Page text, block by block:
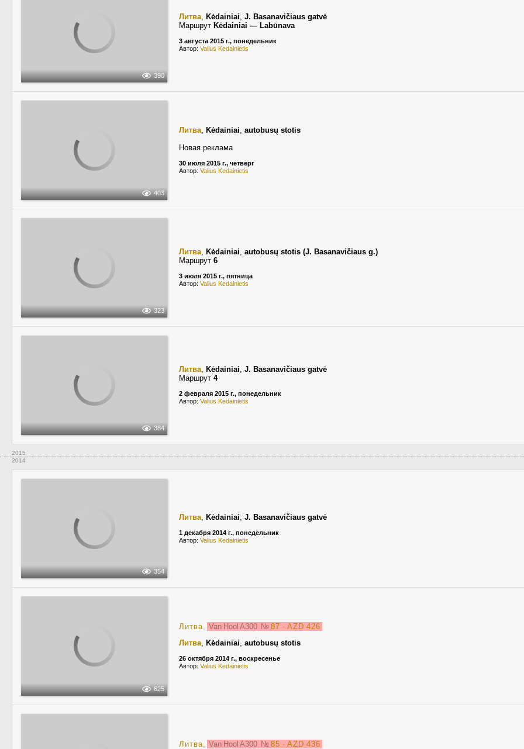
390
Литва, Kėdainiai, J. Basanavičiaus gatvė
Маршрут Kėdainiai — Labūnava
3 августа 2015 г., понедельник
Автор: Valius Kedainietis
403
Литва, Kėdainiai, autobusų stotis
Новая реклама
30 июля 2015 г., четверг
Автор: Valius Kedainietis
323
Литва, Kėdainiai, autobusų stotis (J. Basanavičiaus g.)
Маршрут 6
3 июля 2015 г., пятница
Автор: Valius Kedainietis
384
Литва, Kėdainiai, J. Basanavičiaus gatvė
Маршрут 4
2 февраля 2015 г., понедельник
Автор: Valius Kedainietis
2015
2014
354
Литва, Kėdainiai, J. Basanavičiaus gatvė
1 декабря 2014 г., понедельник
Автор: Valius Kedainietis
625
Литва, Van Hool A300 № 87 · AZD 426
Литва, Kėdainiai, autobusų stotis
26 октября 2014 г., воскресенье
Автор: Valius Kedainietis
Литва, Van Hool A300 № 85 · AZD 436